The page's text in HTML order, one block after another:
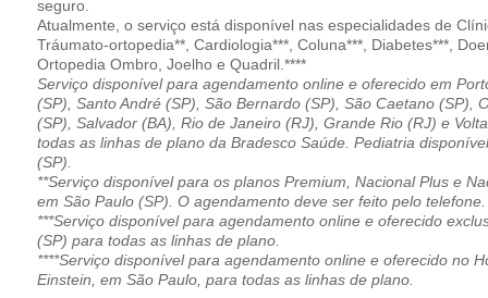
seguro.
Atualmente, o serviço está disponível nas especialidades de
Tráumato-ortopedia**, Cardiologia***, Coluna***, Diabetes***,
Ortopedia Ombro, Joelho e Quadril.****
Serviço disponível para agendamento online e oferecido em
(SP), Santo André (SP), São Bernardo (SP), São Caetano (SP),
(SP), Salvador (BA), Rio de Janeiro (RJ), Grande Rio (RJ) e
todas as linhas de plano da Bradesco Saúde. Pediatria
(SP).
**Serviço disponível para os planos Premium, Nacional Plus e
em São Paulo (SP). O agendamento deve ser feito pelo telefone.
***Serviço disponível para agendamento online e oferecido
(SP) para todas as linhas de plano.
****Serviço disponível para agendamento online e oferecido no
Einstein, em São Paulo, para todas as linhas de plano.